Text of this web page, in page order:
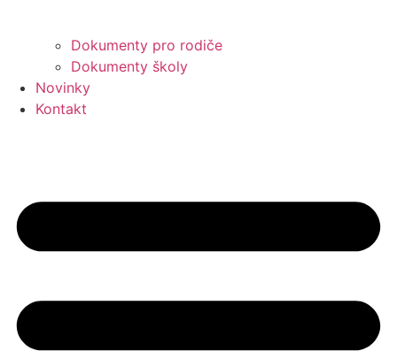
Dokumenty pro rodiče
Dokumenty školy
Novinky
Kontakt